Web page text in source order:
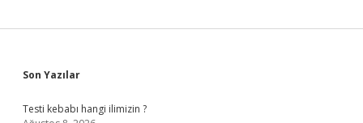
Sidebar
Son Yazılar
Testi kebabı hangi ilimizin ?